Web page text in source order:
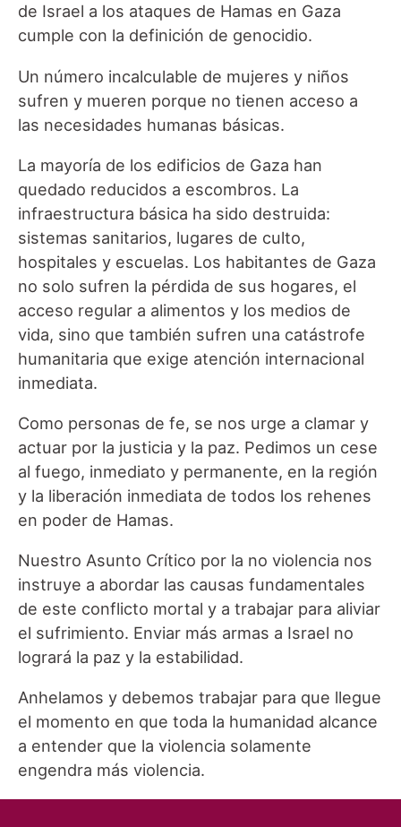
de Israel a los ataques de Hamas en Gaza
cumple con la definición de genocidio.
Un número incalculable de mujeres y niños
sufren y mueren porque no tienen acceso a
las necesidades humanas básicas.
La mayoría de los edificios de Gaza han
quedado reducidos a escombros. La
infraestructura básica ha sido destruida:
sistemas sanitarios, lugares de culto,
hospitales y escuelas. Los habitantes de Gaza
no solo sufren la pérdida de sus hogares, el
acceso regular a alimentos y los medios de
vida, sino que también sufren una catástrofe
humanitaria que exige atención internacional
inmediata.
Como personas de fe, se nos urge a clamar y
actuar por la justicia y la paz. Pedimos un cese
al fuego, inmediato y permanente, en la región
y la liberación inmediata de todos los rehenes
en poder de Hamas.
Nuestro Asunto Crítico por la no violencia nos
instruye a abordar las causas fundamentales
de este conflicto mortal y a trabajar para aliviar
el sufrimiento. Enviar más armas a Israel no
logrará la paz y la estabilidad.
Anhelamos y debemos trabajar para que llegue
el momento en que toda la humanidad alcance
a entender que la violencia solamente
engendra más violencia.